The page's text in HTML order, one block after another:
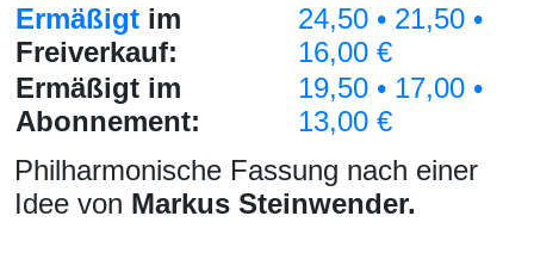
Ermäßigt im
Freiverkauf:
24,50 • 21,50 •
16,00 €
Ermäßigt im
Abonnement:
19,50 • 17,00 •
13,00 €
Philharmonische Fassung nach einer
Idee von Markus Steinwender.